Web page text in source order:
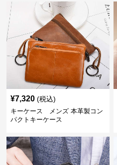
¥7,320 (税込)
キーケース メンズ 本革製コン
パクトキーケース